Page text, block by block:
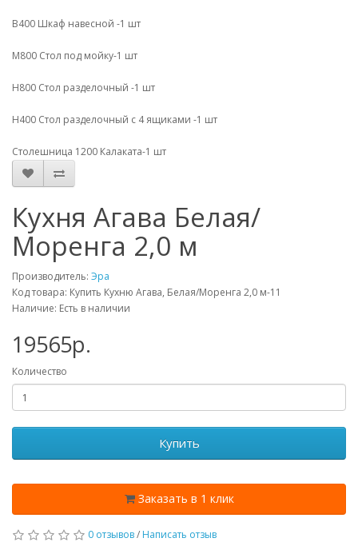
В400 Шкаф навесной -1 шт
М800 Стол под мойку-1 шт
Н800 Стол разделочный -1 шт
Н400 Стол разделочный с 4 ящиками -1 шт
Столешница 1200 Калаката-1 шт
Кухня Агава Белая/
Моренга 2,0 м
Производитель: Эра
Код товара: Купить Кухню Агава, Белая/Моренга 2,0 м-11
Наличие: Есть в наличии
19565p.
Количество
Купить
Заказать в 1 клик
0 отзывов/ Написать отзыв